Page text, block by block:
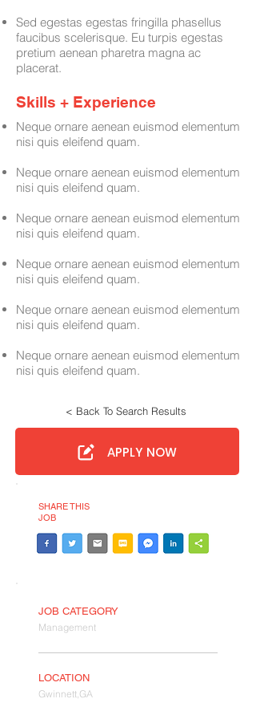
Sed egestas egestas fringilla phasellus
faucibus scelerisque. Eu turpis egestas
pretium aenean pharetra magna ac
placerat.
Skills + Experience
Neque ornare aenean euismod elementum
nisi quis eleifend quam.
Neque ornare aenean euismod elementum
nisi quis eleifend quam.
Neque ornare aenean euismod elementum
nisi quis eleifend quam.
Neque ornare aenean euismod elementum
nisi quis eleifend quam.
Neque ornare aenean euismod elementum
nisi quis eleifend quam.
Neque ornare aenean euismod elementum
nisi quis eleifend quam.
< Back To Search Results
APPLY NOW
SHARE THIS
JOB
JOB CATEGORY
Management
LOCATION
Gwinnett,GA